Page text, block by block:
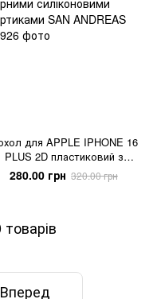
для APPLE IPHONE 16
PLUS 2D пластиковий з
чорними силіконовими
бортиками SAN ANDREAS
280.00 грн 320.00 грн
Вперед